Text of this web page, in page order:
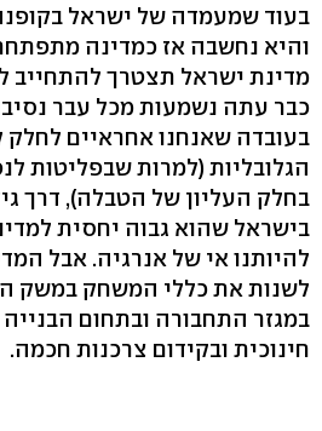
בעוד שמעמדה של ישראל
והיא נחשבה אז כמדינה
מדינת ישראל תצטרך להתחייב
כבר עתה נשמעות מכל עבר
בעובדה שאנחנו אחראיים
הגלובליות (למרות שבפליטות
בחלק העליון של הטבלה), דרך
להיותנו אי של אנרגיה. אבל
לשנות את כללי המשחק במשק
במגזר התחבורה ובתחום
חינוכית ובקידום צרכנות חכמה.